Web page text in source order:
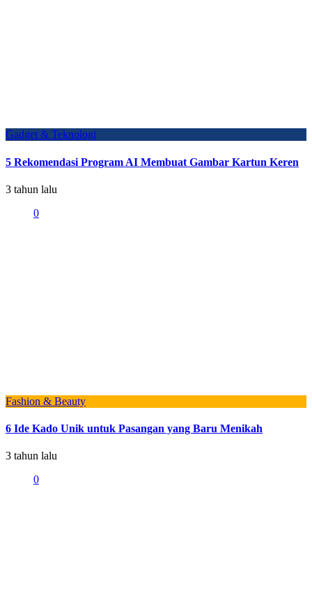
Gadget & Teknologi
5 Rekomendasi Program AI Membuat Gambar Kartun Keren
3 tahun lalu
0
Fashion & Beauty
6 Ide Kado Unik untuk Pasangan yang Baru Menikah
3 tahun lalu
0